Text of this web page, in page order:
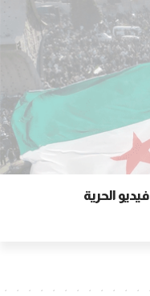
فيديو الحرية